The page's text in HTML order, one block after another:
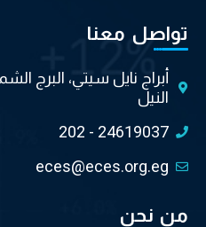
تواصل معنا
أبراج نايل سيتي، البرج
النيل
202 - 24619037
eces@eces.org.eg
من نحن